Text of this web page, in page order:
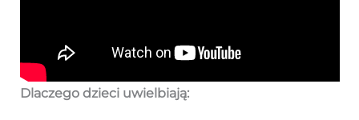
Dlaczego dzieci uwielbiają: